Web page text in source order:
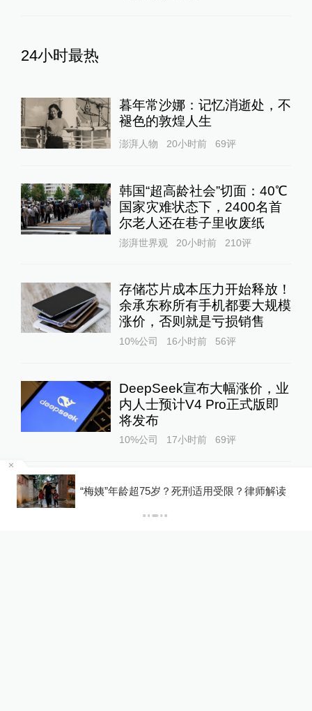
24小时最热
暮年常沙娜：记忆消逝处，不
褪色的敦煌人生
澎湃人物 20小时前 69评
韩国“超高龄社会”切面：40℃
国家灾难状态下，2400名首
尔老人还在巷子里收废纸
澎湃世界观 20小时前 210评
存储芯片成本压力开始释放！
余承东称所有手机都要大规模
涨价，否则就是亏损销售
10%公司 16小时前 56评
DeepSeek宣布大幅涨价，业
内人士预计V4 Pro正式版即
将发布
10%公司 17小时前 69评
“抗生素牛蛙”后续：多地开展
“梅姨”年龄超75岁？死刑适用受限？律师解读